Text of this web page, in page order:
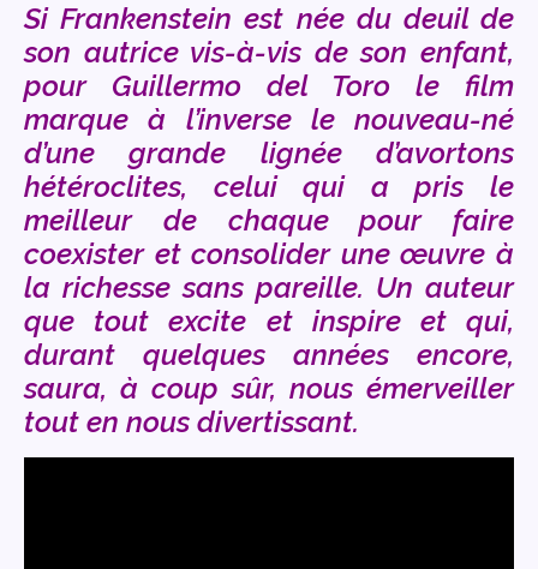
Si Frankenstein est née du deuil de
son autrice vis-à-vis de son enfant,
pour Guillermo del Toro le film
marque à l’inverse le nouveau-né
d’une grande lignée d’avortons
hétéroclites, celui qui a pris le
meilleur de chaque pour faire
coexister et consolider une œuvre à
la richesse sans pareille. Un auteur
que tout excite et inspire et qui,
durant quelques années encore,
saura, à coup sûr, nous émerveiller
tout en nous divertissant.